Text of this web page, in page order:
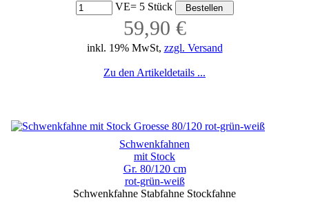
VE= 5 Stück
59,90 €
inkl. 19% MwSt, zzgl. Versand
Zu den Artikeldetails ...
Schwenkfahnen
mit Stock
Gr. 80/120 cm
rot-grün-weiß
Schwenkfahne Stabfahne Stockfahne